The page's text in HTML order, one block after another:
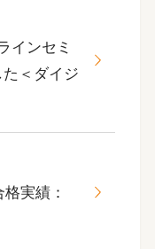
インセミ
＜ダイジ
実績：